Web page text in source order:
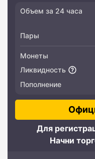
Объем за 24 часа
Пары
Монеты
Ликвидность
Пополнение
Для
Начни